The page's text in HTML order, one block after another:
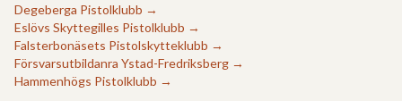
Degeberga Pistolklubb →
Eslövs Skyttegilles Pistolklubb →
Falsterbonäsets Pistolskytteklubb →
Försvarsutbildanra Ystad-Fredriksberg →
Hammenhögs Pistolklubb →